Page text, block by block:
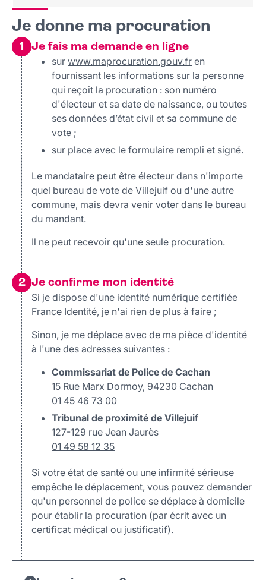
Je donne ma procuration
Je confirme mon identité
Je reçois une procuration
Je donne ma procuration
1
Je fais ma demande en ligne
sur www.maprocuration.gouv.fr en
fournissant les informations sur la personne
qui reçoit la procuration : son numéro
d'électeur et sa date de naissance, ou toutes
ses données d’état civil et sa commune de
vote ;
sur place avec le formulaire rempli et signé.
Le mandataire peut être électeur dans n'importe
quel bureau de vote de Villejuif ou d'une autre
commune, mais devra venir voter dans le bureau
du mandant.
Il ne peut recevoir qu'une seule procuration.
2 Je confirme mon identité
Si je dispose d'une identité numérique certifiée
France Identité, je n'ai rien de plus à faire ;
Sinon, je me déplace avec de ma pièce d'identité
à l'une des adresses suivantes :
Commissariat de Police de Cachan
15 Rue Marx Dormoy, 94230 Cachan
01 45 46 73 00
Tribunal de proximité de Villejuif
127-129 rue Jean Jaurès
01 49 58 12 35
Si votre état de santé ou une infirmité sérieuse
empêche le déplacement, vous pouvez demander
qu'un personnel de police se déplace à domicile
pour établir la procuration (par écrit avec un
certificat médical ou justificatif).